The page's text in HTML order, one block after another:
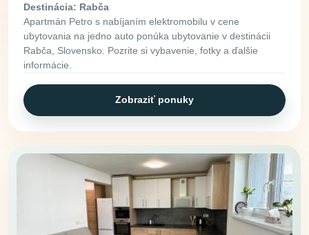
Destinácia: Rabča
Apartmán Petro s nabíjaním elektromobilu v cene
ubytovania na jedno auto ponúka ubytovanie v destinácii
Rabča, Slovensko. Pozrite si vybavenie, fotky a ďalšie
informácie.
Zobraziť ponuky